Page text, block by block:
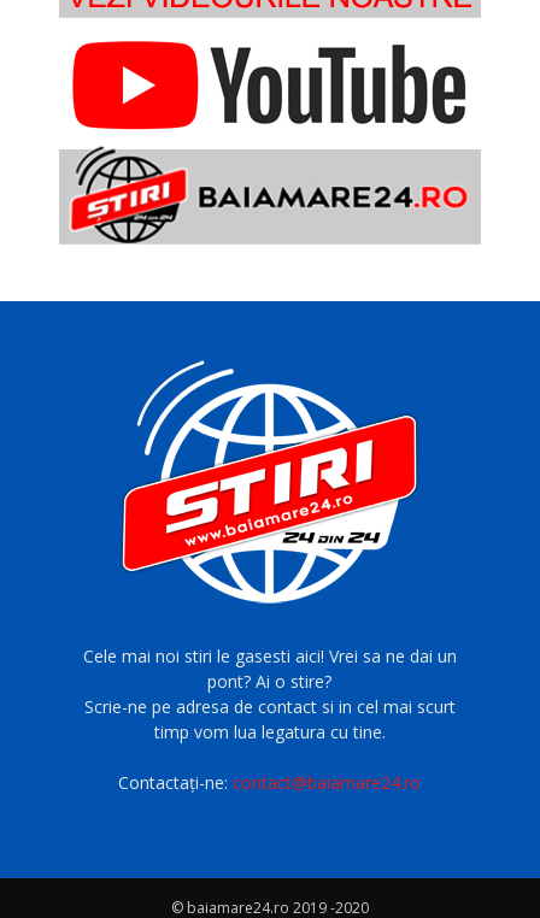
Cele mai noi stiri le gasesti aici! Vrei sa ne dai un
pont? Ai o stire?
Scrie-ne pe adresa de contact si in cel mai scurt
timp vom lua legatura cu tine.
Contactați-ne:contact@baiamare24.ro
© baiamare24.ro 2019 -2020